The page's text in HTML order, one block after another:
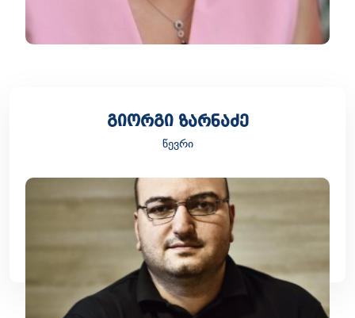
გიორგი ზარნაძე
წევრი